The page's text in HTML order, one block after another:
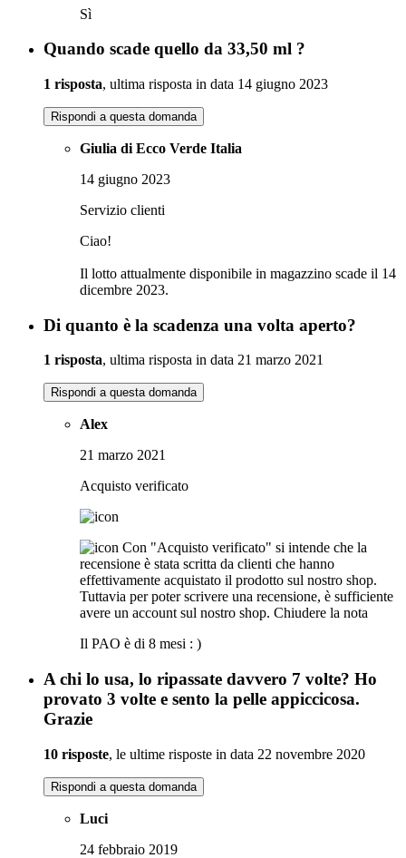
Sì
Quando scade quello da 33,50 ml ?
1 risposta, ultima risposta in data 14 giugno 2023
Rispondi a questa domanda
Giulia di Ecco Verde Italia
14 giugno 2023
Servizio clienti
Ciao!
Il lotto attualmente disponibile in magazzino scade il 14
dicembre 2023.
Di quanto è la scadenza una volta aperto?
1 risposta, ultima risposta in data 21 marzo 2021
Rispondi a questa domanda
Alex
21 marzo 2021
Acquisto verificato
Con "Acquisto verificato" si intende che la
recensione è stata scritta da clienti che hanno
effettivamente acquistato il prodotto sul nostro shop.
Tuttavia per poter scrivere una recensione, è sufficiente
avere un account sul nostro shop. Chiudere la nota
Il PAO è di 8 mesi : )
A chi lo usa, lo ripassate davvero 7 volte? Ho
provato 3 volte e sento la pelle appiccicosa.
Grazie
10 risposte, le ultime risposte in data 22 novembre 2020
Rispondi a questa domanda
Luci
24 febbraio 2019